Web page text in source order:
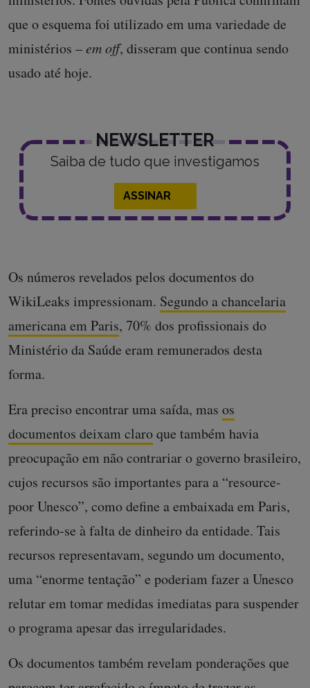
que o esquema foi utilizado em uma variedade de
ministérios –em off, disseram que continua sendo
usado até hoje.
NEWSLETTER
Saiba de tudo que investigamos
ASSINAR
Os números revelados pelos documentos do
WikiLeaks impressionam. Segundo a chancelaria
americana em Paris, 70% dos profissionais do
Ministério da Saúde eram remunerados desta
forma.
Era preciso encontrar uma saída, mas os
documentos deixam claroque também havia
preocupação em não contrariar o governo brasileiro,
cujos recursos são importantes para a “resource-
poor Unesco”, como define a embaixada em Paris,
referindo-se à falta de dinheiro da entidade. Tais
recursos representavam, segundo um documento,
uma “enorme tentação” e poderiam fazer a Unesco
relutar em tomar medidas imediatas para suspender
o programa apesar das irregularidades.
Os documentos também revelam ponderações que